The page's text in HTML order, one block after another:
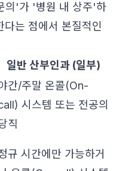
의'가 '병원 내 상주'하
는 점에서 본질적인
일반 산부인과 (일부)
간/주말 온콜(On-
시스템 또는 전공의
직
규 시간에만 가능하거